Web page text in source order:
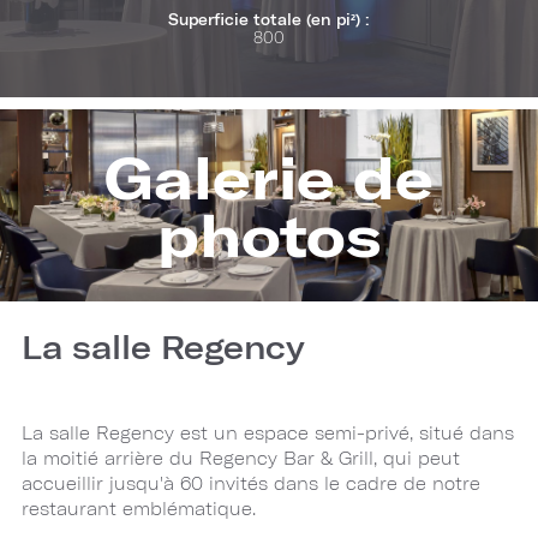
Superficie totale (en pi²) :
800
Galerie de
photos
La salle Regency
La salle Regency est un espace semi-privé, situé dans
la moitié arrière du Regency Bar & Grill, qui peut
accueillir jusqu'à 60 invités dans le cadre de notre
restaurant emblématique.